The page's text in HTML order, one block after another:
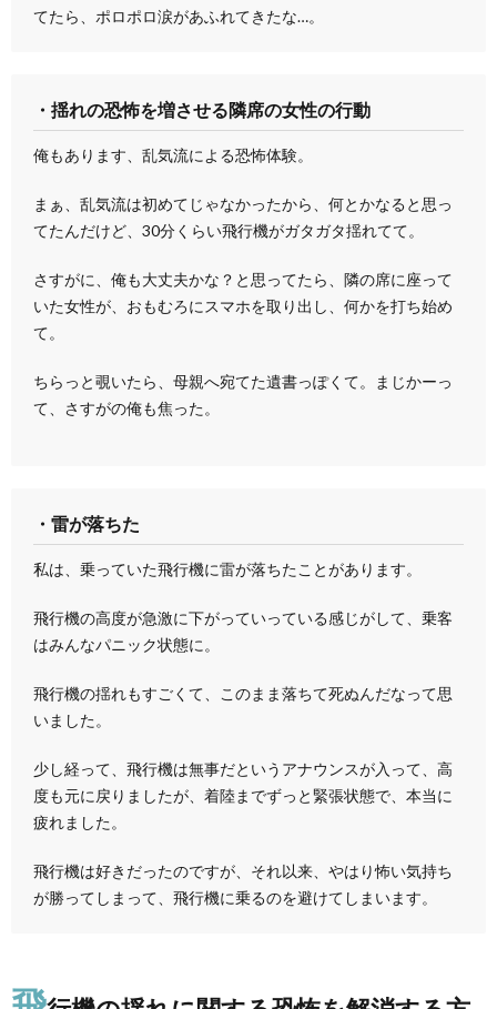
てたら、ポロポロ涙があふれてきたな…。
・揺れの恐怖を増させる隣席の女性の行動
俺もあります、乱気流による恐怖体験。
まぁ、乱気流は初めてじゃなかったから、何とかなると思っ
てたんだけど、30分くらい飛行機がガタガタ揺れてて。
さすがに、俺も大丈夫かな？と思ってたら、隣の席に座って
いた女性が、おもむろにスマホを取り出し、何かを打ち始め
て。
ちらっと覗いたら、母親へ宛てた遺書っぽくて。まじかーっ
て、さすがの俺も焦った。
・雷が落ちた
私は、乗っていた飛行機に雷が落ちたことがあります。
飛行機の高度が急激に下がっていっている感じがして、乗客
はみんなパニック状態に。
飛行機の揺れもすごくて、このまま落ちて死ぬんだなって思
いました。
少し経って、飛行機は無事だというアナウンスが入って、高
度も元に戻りましたが、着陸までずっと緊張状態で、本当に
疲れました。
飛行機は好きだったのですが、それ以来、やはり怖い気持ち
が勝ってしまって、飛行機に乗るのを避けてしまいます。